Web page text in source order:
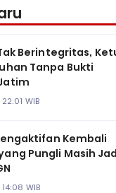
Berintegritas,
Tanpa Bukti
WIB
Kembali
Pungli Masih
WIB